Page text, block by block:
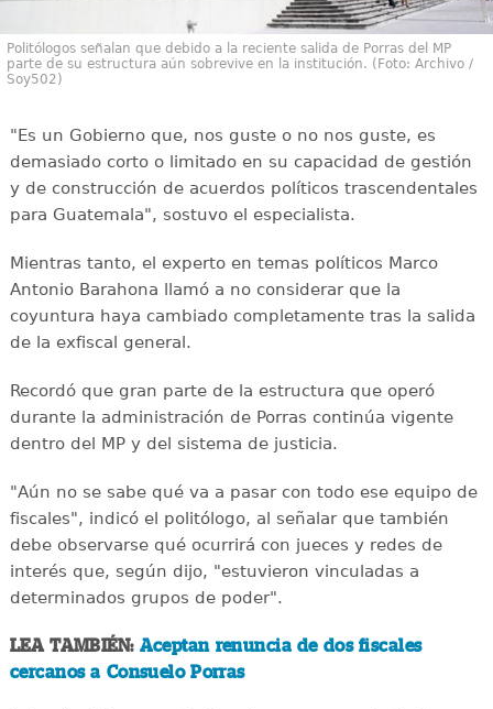
Politólogos señalan que debido a la reciente salida de Porras del MP
parte de su estructura aún sobrevive en la institución. (Foto: Archivo /
Soy502)
"Es un Gobierno que, nos guste o no nos guste, es
demasiado corto o limitado en su capacidad de gestión
y de construcción de acuerdos políticos trascendentales
para Guatemala", sostuvo el especialista.
Mientras tanto, el experto en temas políticos Marco
Antonio Barahona llamó a no considerar que la
coyuntura haya cambiado completamente tras la salida
de la exfiscal general.
Recordó que gran parte de la estructura que operó
durante la administración de Porras continúa vigente
dentro del MP y del sistema de justicia.
"Aún no se sabe qué va a pasar con todo ese equipo de
fiscales", indicó el politólogo, al señalar que también
debe observarse qué ocurrirá con jueces y redes de
interés que, según dijo, "estuvieron vinculadas a
determinados grupos de poder".
LEA TAMBIÉN: Aceptan renuncia de dos fiscales
cercanos a Consuelo Porras